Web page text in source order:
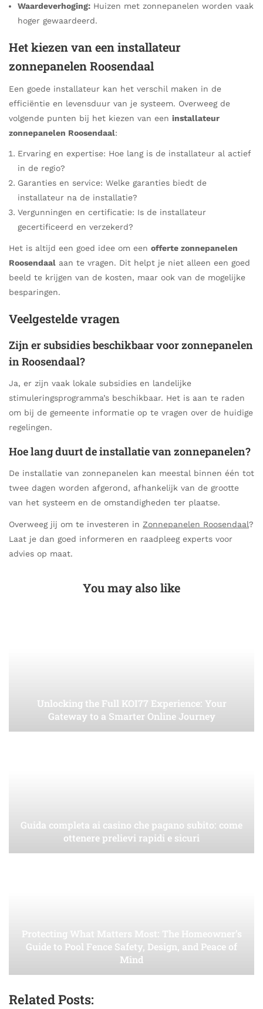
Waardeverhoging: Huizen met zonnepanelen worden vaak
hoger gewaardeerd.
Het kiezen van een installateur
zonnepanelen Roosendaal
Een goede installateur kan het verschil maken in de
efficiëntie en levensduur van je systeem. Overweeg de
volgende punten bij het kiezen van een installateur
zonnepanelen Roosendaal:
Ervaring en expertise: Hoe lang is de installateur al actief
in de regio?
Garanties en service: Welke garanties biedt de
installateur na de installatie?
Vergunningen en certificatie: Is de installateur
gecertificeerd en verzekerd?
Het is altijd een goed idee om een offerte zonnepanelen
Roosendaal aan te vragen. Dit helpt je niet alleen een goed
beeld te krijgen van de kosten, maar ook van de mogelijke
besparingen.
Veelgestelde vragen
Zijn er subsidies beschikbaar voor zonnepanelen
in Roosendaal?
Ja, er zijn vaak lokale subsidies en landelijke
stimuleringsprogramma’s beschikbaar. Het is aan te raden
om bij de gemeente informatie op te vragen over de huidige
regelingen.
Hoe lang duurt de installatie van zonnepanelen?
De installatie van zonnepanelen kan meestal binnen één tot
twee dagen worden afgerond, afhankelijk van de grootte
van het systeem en de omstandigheden ter plaatse.
Overweeg jij om te investeren in Zonnepanelen Roosendaal?
Laat je dan goed informeren en raadpleeg experts voor
advies op maat.
You may also like
Unlocking the Full KOI77 Experience: Your
Gateway to a Smarter Online Journey
Guida completa ai casino che pagano subito: come
ottenere prelievi rapidi e sicuri
Protecting What Matters Most: The Homeowner’s
Guide to Pool Fence Safety, Design, and Peace of
Mind
Related Posts: